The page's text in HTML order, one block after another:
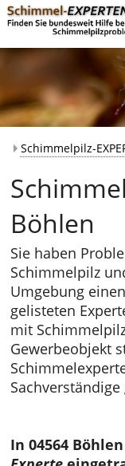
Schimmelpilz-
Böhlen
Sie haben
Schimmelpilz
Umgebung
gelisteten
mit
Gewerbeobjekt
In 04564